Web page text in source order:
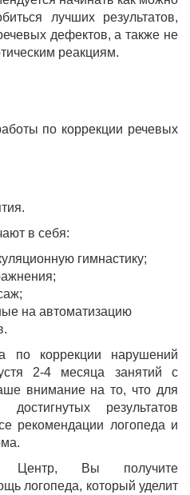
лучших результатов,
дефектов, а также не
реакциям.
по коррекции речевых
в себя:
гимнастику;
на автоматизацию
по коррекции нарушений
2-4 месяца занятий с
внимание на то, что для
результатов
рекомендации логопеда и
Вы получите
логопеда, который уделит